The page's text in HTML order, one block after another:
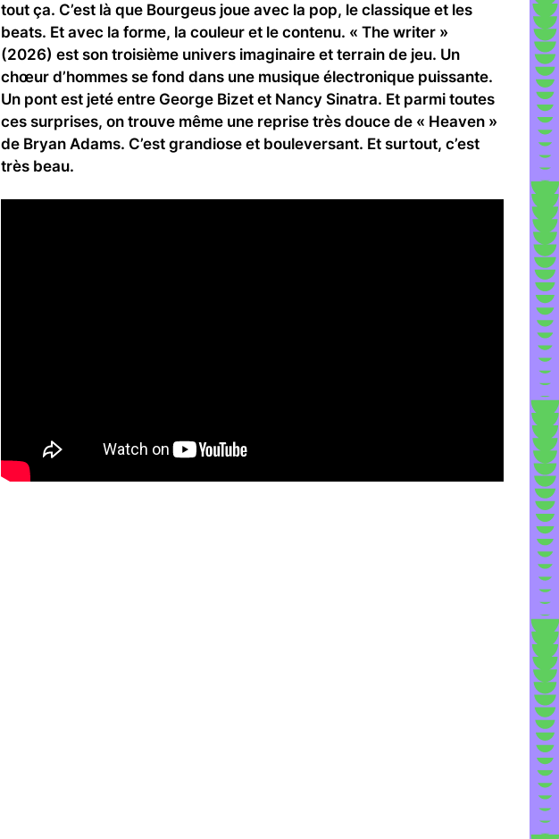
tout ça. C’est là que Bourgeus joue avec la pop, le classique et les
beats. Et avec la forme, la couleur et le contenu. « The writer »
(2026) est son troisième univers imaginaire et terrain de jeu. Un
chœur d’hommes se fond dans une musique électronique puissante.
Un pont est jeté entre George Bizet et Nancy Sinatra. Et parmi toutes
ces surprises, on trouve même une reprise très douce de « Heaven »
de Bryan Adams. C’est grandiose et bouleversant. Et surtout, c’est
très beau.